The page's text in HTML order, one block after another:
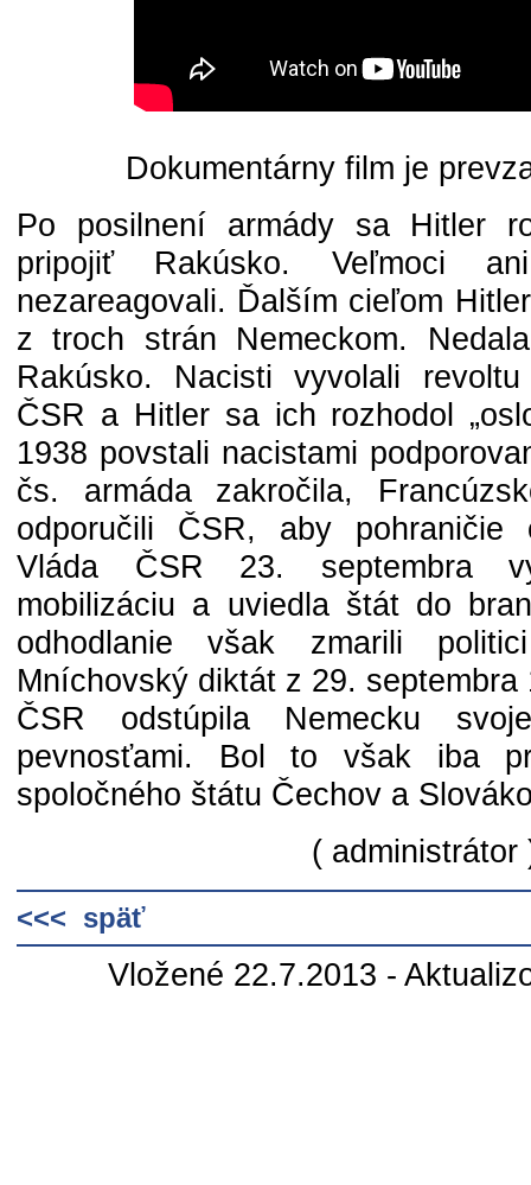
Dokumentárny film je
Po posilnení armády sa Hitler
pripojiť Rakúsko. Veľmoci
nezareagovali. Ďalším cieľom
z troch strán Nemeckom.
Rakúsko. Nacisti vyvolali
ČSR a Hitler sa ich rozhodol
1938 povstali nacistami
čs. armáda zakročila,
odporučili ČSR, aby pohraničie
Vláda ČSR 23. septembra
mobilizáciu a uviedla štát do
odhodlanie však zmarili
Mníchovský diktát z 29.
ČSR odstúpila Nemecku
pevnosťami. Bol to však iba
spoločného štátu Čechov a
( administrátor
<<< späť
Vložené 22.7.2013 -